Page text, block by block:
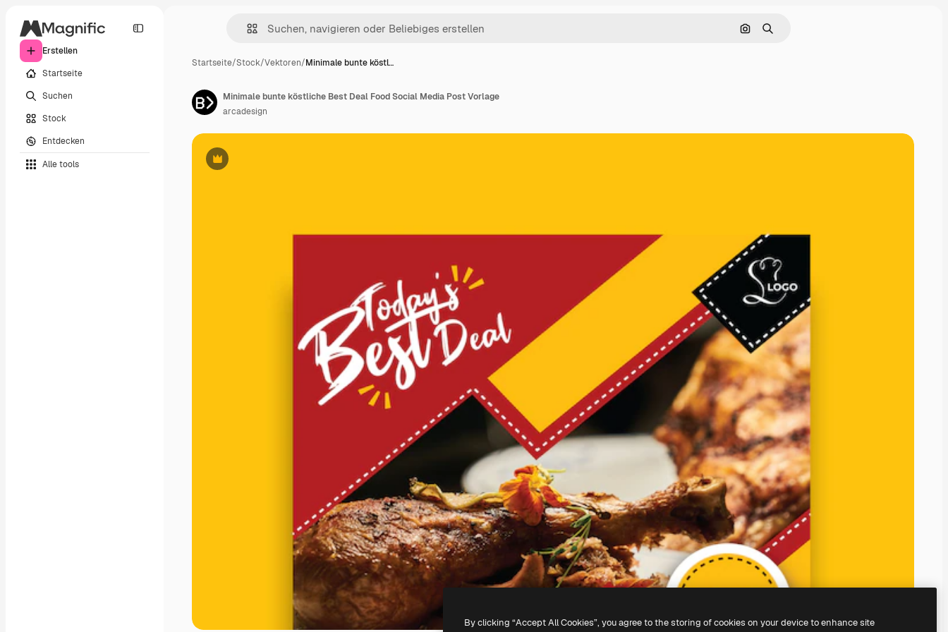
Erstellen
Startseite
Suchen
Stock
Entdecken
Alle tools
Nach Bild suchen
Suchen
Startseite/Stock/Vektoren/Minimale bunte köstl…
Premium
Minimale bunte köstliche Best Deal Food Social Media Post Vorlage
arcadesign
By clicking “Accept All Cookies”, you agree to the storing of cookies on your device to enhance site